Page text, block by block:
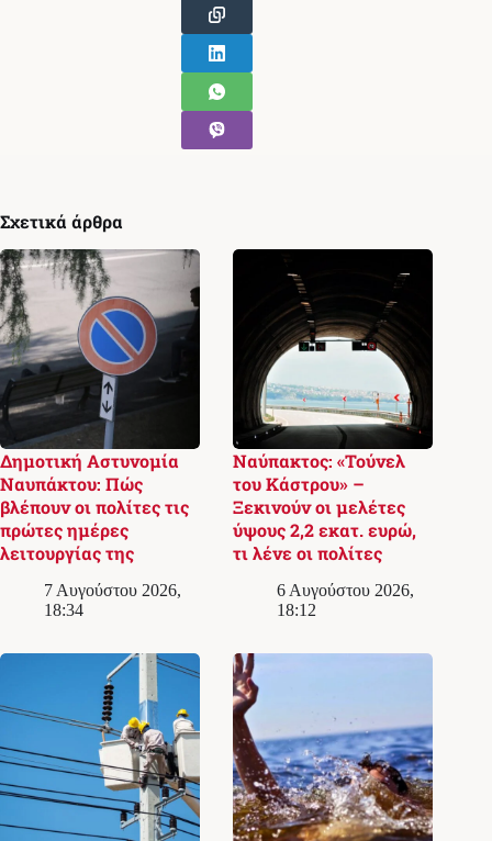
Σχετικά άρθρα
Δημοτική Αστυνομία
Ναυπάκτου: Πώς
βλέπουν οι πολίτες τις
πρώτες ημέρες
λειτουργίας της
7 Αυγούστου 2026,
18:34
Ναύπακτος: «Τούνελ
του Κάστρου» –
Ξεκινούν οι μελέτες
ύψους 2,2 εκατ. ευρώ,
τι λένε οι πολίτες
6 Αυγούστου 2026,
18:12